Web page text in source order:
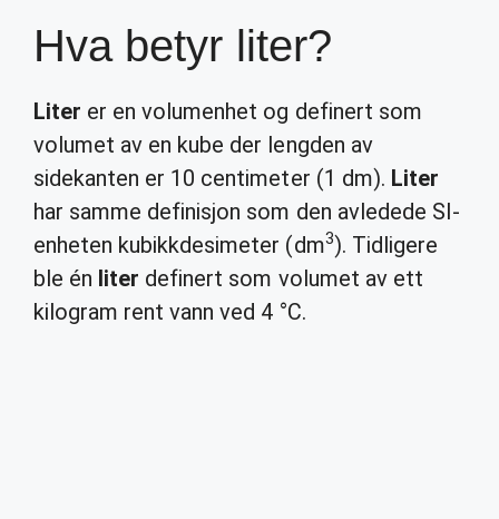
Hva betyr liter?
Liter er en volumenhet og definert som
volumet av en kube der lengden av
sidekanten er 10 centimeter (1 dm). Liter
har samme definisjon som den avledede SI-
enheten kubikkdesimeter (dm3). Tidligere
ble én liter definert som volumet av ett
kilogram rent vann ved 4 °C.